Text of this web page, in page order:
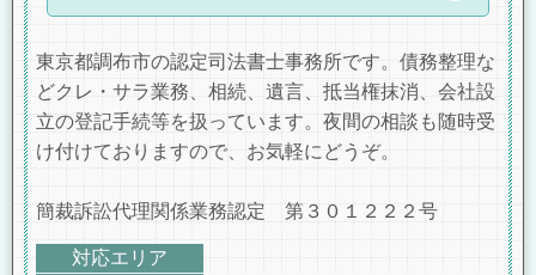
東京都調布市の認定司法書士事務所です。債務整理な
どクレ・サラ業務、相続、遺言、抵当権抹消、会社設
立の登記手続等を扱っています。夜間の相談も随時受
け付けておりますので、お気軽にどうぞ。
簡裁訴訟代理関係業務認定 第３０１２２２号
対応エリア